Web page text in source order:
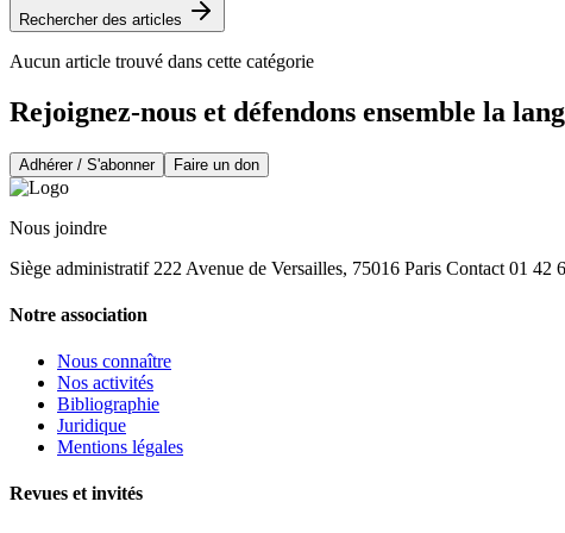
Rechercher des articles
Aucun article trouvé dans cette catégorie
Rejoignez-nous et défendons ensemble la
Adhérer / S'abonner Faire un don
Nous joindre
Siège administratif 222 Avenue de Versailles, 75016 Paris Contact 01 42
Notre association
Nous connaître
Nos activités
Bibliographie
Juridique
Mentions légales
Revues et invités